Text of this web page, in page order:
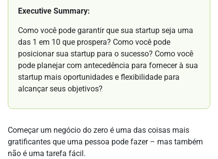
Executive Summary:
Como você pode garantir que sua startup seja uma
das 1 em 10 que prospera? Como você pode
posicionar sua startup para o sucesso? Como você
pode planejar com antecedência para fornecer à sua
startup mais oportunidades e flexibilidade para
alcançar seus objetivos?
Começar um negócio do zero é uma das coisas mais
gratificantes que uma pessoa pode fazer – mas também
não é uma tarefa fácil.